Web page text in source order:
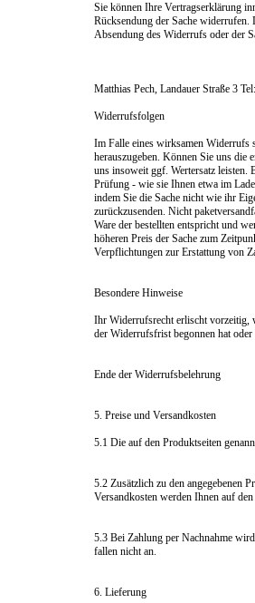
Sie können Ihre Vertragserklärung
Rücksendung der Sache
Absendung des Widerrufs oder der
Matthias Pech, Landauer Straße 3
Widerrufsfolgen
Im Falle eines wirksamen Widerrufs
herauszugeben. Können Sie uns die
uns insoweit ggf. Wertersatz leisten.
Prüfung - wie sie Ihnen etwa im
indem Sie die Sache nicht wie ihr
zurückzusenden. Nicht
Ware der bestellten entspricht und
höheren Preis der Sache zum
Verpflichtungen zur Erstattung von
Besondere Hinweise
Ihr Widerrufsrecht erlischt vorzeitig,
der Widerrufsfrist begonnen hat
Ende der Widerrufsbelehrung
5. Preise und Versandkosten
5.1 Die auf den Produktseiten
5.2 Zusätzlich zu den angegebenen
Versandkosten werden Ihnen auf
5.3 Bei Zahlung per Nachnahme
fallen nicht an.
6. Lieferung